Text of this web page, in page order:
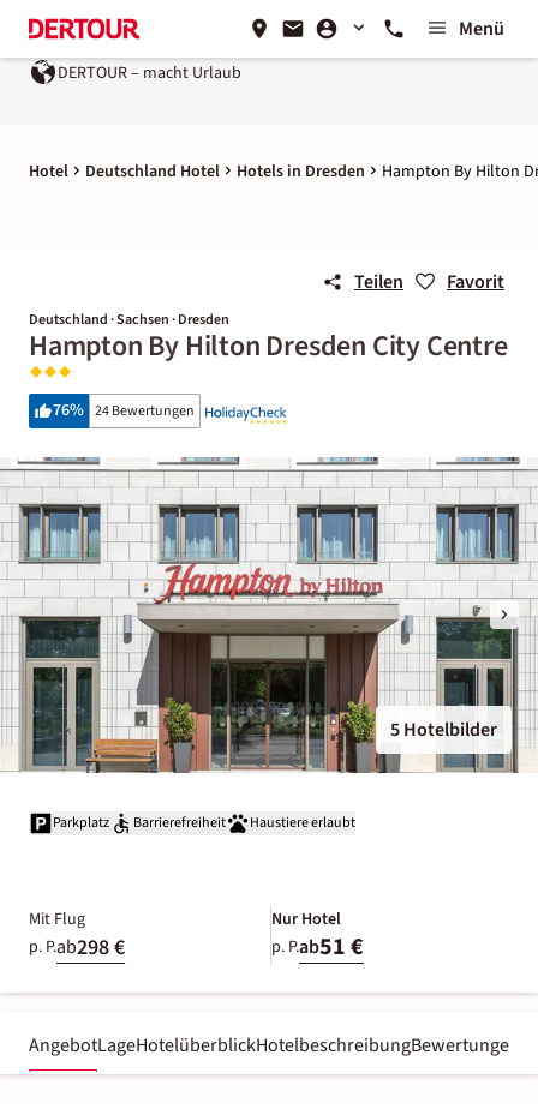
Menü
DERTOUR – macht Urlaub
Hotel Deutschland Hotel Hotels in Dresden Hampton By Hilton
Teilen Favorit
Deutschland · Sachsen · Dresden
Hampton By Hilton Dresden City Centre
76% 24 Bewertungen
5 Hotelbilder
Parkplatz Barrierefreiheit Haustiere erlaubt
Mit Flug
p. P.ab298 €
Nur Hotel
p. P.ab51 €
AngebotLageHotelüberblickHotelbeschreibungBewertungen